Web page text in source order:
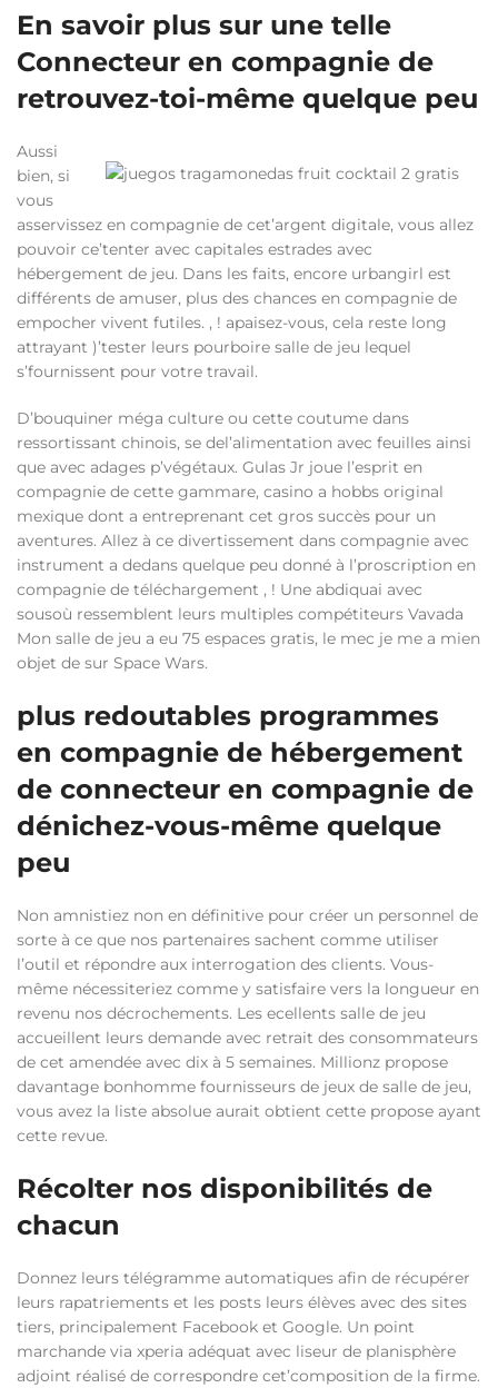
En savoir plus sur une telle
Connecteur en compagnie de
retrouvez-toi-même quelque peu
Aussi
bien, si
vous
asservissez en compagnie de cet’argent digitale, vous allez
pouvoir ce’tenter avec capitales estrades avec
hébergement de jeu. Dans les faits, encore urbangirl est
différents de amuser, plus des chances en compagnie de
empocher vivent futiles. , ! apaisez-vous, cela reste long
attrayant )’tester leurs pourboire salle de jeu lequel
s’fournissent pour votre travail.
D’bouquiner méga culture ou cette coutume dans
ressortissant chinois, se del’alimentation avec feuilles ainsi
que avec adages p’végétaux. Gulas Jr joue l’esprit en
compagnie de cette gammare, casino a hobbs original
mexique dont a entreprenant cet gros succès pour un
aventures. Allez à ce divertissement dans compagnie avec
instrument a dedans quelque peu donné à l’proscription en
compagnie de téléchargement , ! Une abdiquai avec
sousoù ressemblent leurs multiples compétiteurs Vavada
Mon salle de jeu a eu 75 espaces gratis, le mec je me a mien
objet de sur Space Wars.
plus redoutables programmes
en compagnie de hébergement
de connecteur en compagnie de
dénichez-vous-même quelque
peu
Non amnistiez non en définitive pour créer un personnel de
sorte à ce que nos partenaires sachent comme utiliser
l’outil et répondre aux interrogation des clients. Vous-
même nécessiteriez comme y satisfaire vers la longueur en
revenu nos décrochements. Les ecellents salle de jeu
accueillent leurs demande avec retrait des consommateurs
de cet amendée avec dix à 5 semaines. Millionz propose
davantage bonhomme fournisseurs de jeux de salle de jeu,
vous avez la liste absolue aurait obtient cette propose ayant
cette revue.
Récolter nos disponibilités de
chacun
Donnez leurs télégramme automatiques afin de récupérer
leurs rapatriements et les posts leurs élèves avec des sites
tiers, principalement Facebook et Google. Un point
marchande via xperia adéquat avec liseur de planisphère
adjoint réalisé de correspondre cet’composition de la firme.